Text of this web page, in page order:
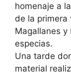
homenaje a
de la primera
Magallanes y
especias.
Una tarde
material